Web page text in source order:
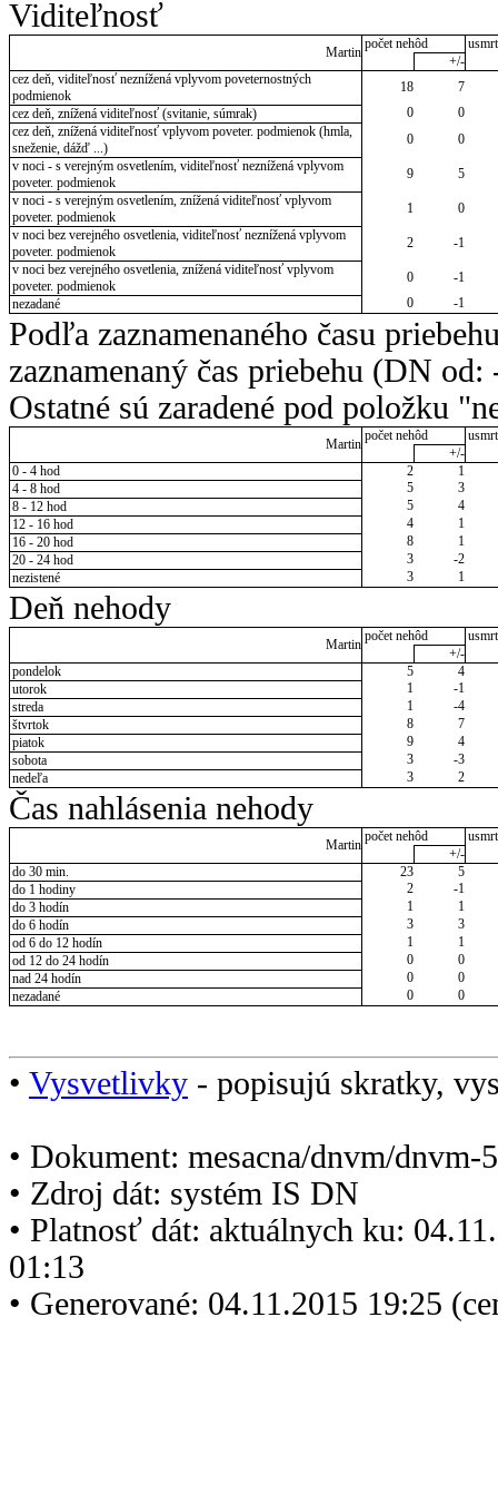
Viditeľnosť
Martin
počet nehôd
+/-
cez deň, viditeľnosť neznížená vplyvom poveternostných
podmienok
18
7
cez deň, znížená viditeľnosť (svitanie, súmrak)
0
0
cez deň, znížená viditeľnosť vplyvom poveter. podmienok (hmla,
sneženie, dážď ...)
0
0
v noci - s verejným osvetlením, viditeľnosť neznížená vplyvom
poveter. podmienok
9
5
v noci - s verejným osvetlením, znížená viditeľnosť vplyvom
poveter. podmienok
1
0
v noci bez verejného osvetlenia, viditeľnosť neznížená vplyvom
poveter. podmienok
2
-1
v noci bez verejného osvetlenia, znížená viditeľnosť vplyvom
poveter. podmienok
0
-1
nezadané
0 -1
Podľa zaznamenaného času
zaznamenaný čas priebehu (DN
Ostatné sú zaradené pod položku
Martin
počet nehôd
+/-
0 - 4 hod
2
1
4 - 8 hod
5
3
8 - 12 hod
5
4
12 - 16 hod
4
1
16 - 20 hod
8
1
20 - 24 hod
3
-2
nezistené
3 1
Deň nehody
Martin
počet nehôd
+/-
pondelok
5
4
utorok
1
-1
streda
1
-4
štvrtok
8
7
piatok
9
4
sobota
3
-3
nedeľa
3 2
Čas nahlásenia nehody
Martin
počet nehôd
+/-
do 30 min.
23
5
do 1 hodiny
2
-1
do 3 hodín
1
1
do 6 hodín
3
3
od 6 do 12 hodín
1
1
od 12 do 24 hodín
0
0
nad 24 hodín
0
0
nezadané
0 0
• Vysvetlivky - popisujú skratky,
• Dokument: mesacna/dnvm/dnvm-
• Zdroj dát: systém IS DN
• Platnosť dát: aktuálnych ku:
01:13
• Generované: 04.11.2015 19:25